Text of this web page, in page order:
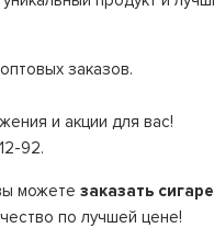
заказов.
и акции для вас!
92.
можетезаказать
по лучшей цене!